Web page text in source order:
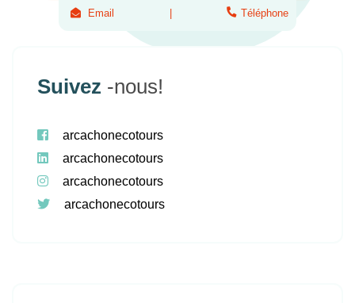
Email Téléphone
Suivez -nous!
arcachonecotours
arcachonecotours
arcachonecotours
arcachonecotours